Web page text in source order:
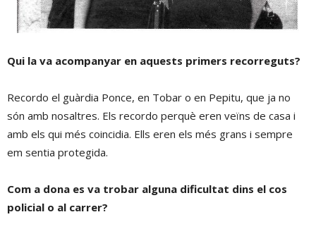
Qui la va acompanyar en aquests primers recorreguts?
Recordo el guàrdia Ponce, en Tobar o en Pepitu, que ja no
són amb nosaltres. Els recordo perquè eren veïns de casa i
amb els qui més coincidia. Ells eren els més grans i sempre
em sentia protegida.
Com a dona es va trobar alguna dificultat dins el cos
policial o al carrer?